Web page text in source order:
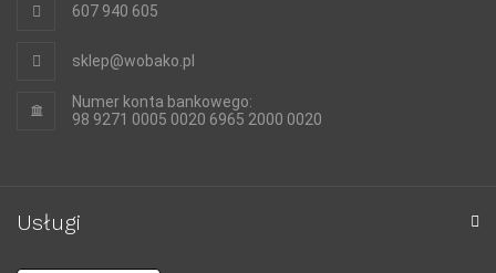
607 940 605
sklep@wobako.pl
Numer konta bankowego:
98 9271 0005 0020 6965 2000 0020
Usługi